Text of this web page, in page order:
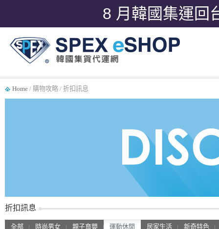
8 月韓國集運回
Home / 購物攻略 / 折扣訊息
折扣訊息
全部 時尚男女 親子育嬰 運動休閒 居家生活 新奇特色